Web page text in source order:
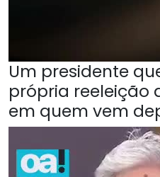
Um presidente
própria reeleição
em quem vem